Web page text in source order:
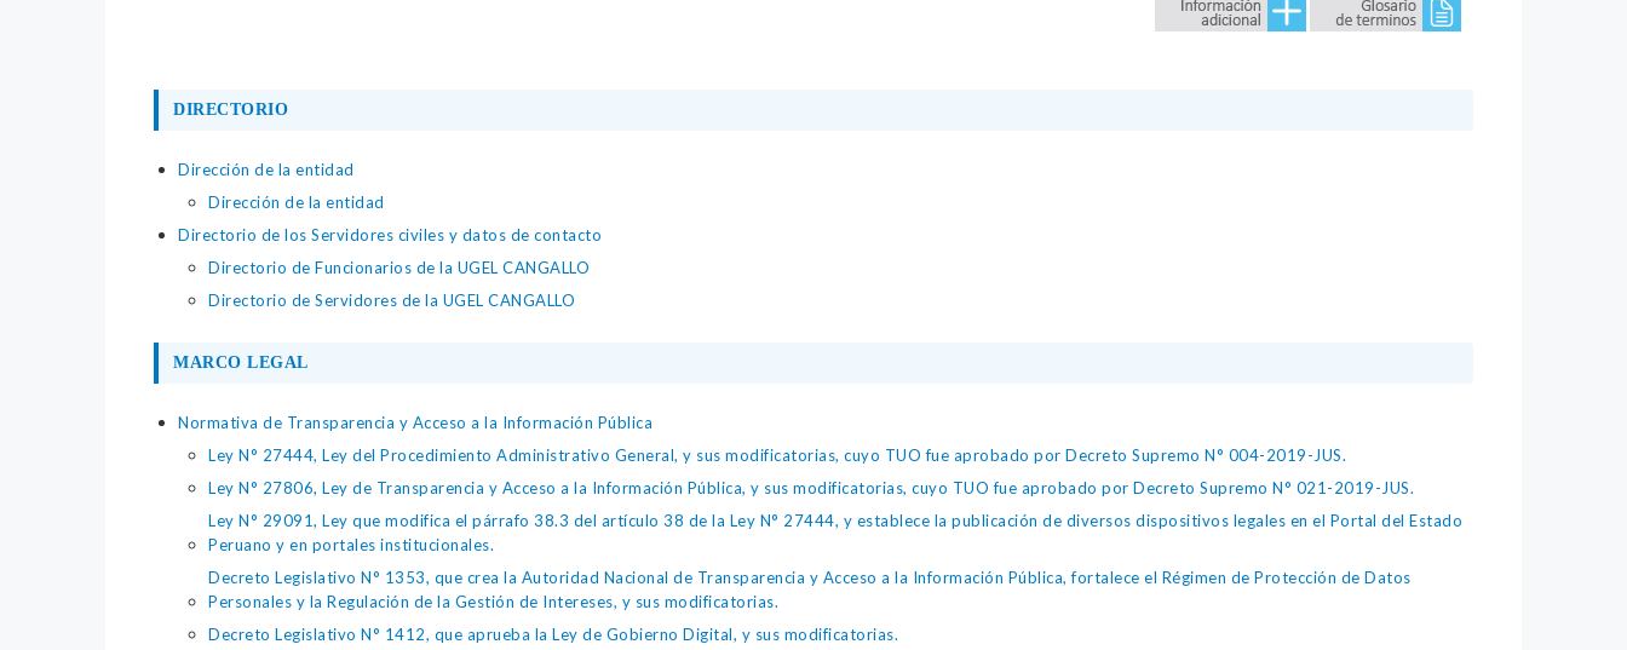
DIRECTORIO
Dirección de la entidad
Dirección de la entidad
Directorio de los Servidores civiles y datos de contacto
Directorio de Funcionarios de la UGEL CANGALLO
Directorio de Servidores de la UGEL CANGALLO
MARCO LEGAL
Normativa de Transparencia y Acceso a la Información Pública
Ley N° 27444, Ley del Procedimiento Administrativo General, y sus modificatorias, cuyo TUO fue aprobado por Decreto Supremo N° 004-2019-JUS.
Ley N° 27806, Ley de Transparencia y Acceso a la Información Pública, y sus modificatorias, cuyo TUO fue aprobado por Decreto Supremo N° 021-2019-JUS.
Ley N° 29091, Ley que modifica el párrafo 38.3 del artículo 38 de la Ley N° 27444, y establece la publicación de diversos dispositivos legales en el Portal del Estado
Peruano y en portales institucionales.
Decreto Legislativo N° 1353, que crea la Autoridad Nacional de Transparencia y Acceso a la Información Pública, fortalece el Régimen de Protección de Datos
Personales y la Regulación de la Gestión de Intereses, y sus modificatorias.
Decreto Legislativo N° 1412, que aprueba la Ley de Gobierno Digital, y sus modificatorias.